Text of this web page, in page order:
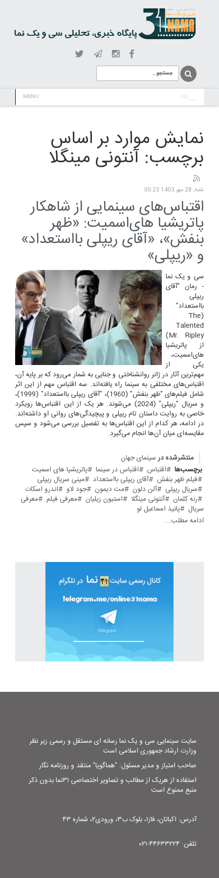
MENU
نمایش موارد بر اساس
برچسب: آنتونی مینگلا
شنبه, 28 مهر 1403 00:23
اقتباس‌های سینمایی از شاهکار
پاتریشیا های‌اسمیت: «ظهر
بنفش»، «آقای ریپلی بااستعداد»
و «ریپلی»
سی و یک نما
- رمان "آقای
ریپلی
بااستعداد"
(The
Talented
Mr. Ripley)
از پاتریشیا
های‌اسمیت،
یکی از
مهم‌ترین آثار در ژانر روانشناختی و جنایی به شمار می‌رود که بر پایه آن،
اقتباس‌های مختلفی به سینما راه یافته‌اند. سه اقتباس مهم از این اثر
شامل فیلم‌های "ظهر بنفش" (1960)، "آقای ریپلی بااستعداد" (1999)،
و سریال "ریپلی" (2024) می‌شوند. هر یک از این اقتباس‌ها رویکرد
خاصی به روایت داستان تام ریپلی و پیچیدگی‌های روانی او داشته‌اند.
در ادامه، هر کدام از این اقتباس‌ها به تفصیل بررسی می‌شود و سپس
مقایسه‌ای میان آن‌ها انجام می‌گیرد.
منتشرشده در سینمای جهان
برچسب‌ها
اقتباس اقتباس در سینما
پاتریشیا های اسمیت
فیلم ظهر بنفش
آقای ریپلی بااستعداد
مینی سریال ریپلی
سریال ریپلی
آلن دلون مت دیمون جود لاو
اندرو اسکات
رنه کلمان
آنتونی مینگلا استیون زیلیان معرفی فیلم
معرفی
سریال
پانیذ اسماعیل لو
ادامه مطلب...
سایت سینمایی سی و یک نما رسانه ای مستقل و رسمی زیر نظر
وزارت ارشاد جمهوری اسلامی است
صاحب امتیاز و مدیر مسئول: "هماگویا" منتقد و روزنامه نگار
استفاده از هریک از مطالب و تصاویر اختصاصی ۳۱نما بدون ذکر
منبع ممنوع است
آدرس: اکباتان، فاز۱، بلوک ب۳، ورودی۲، شماره ۴۳
تلفن: ۴۴۶۳۳۲۲۴-۰۲۱